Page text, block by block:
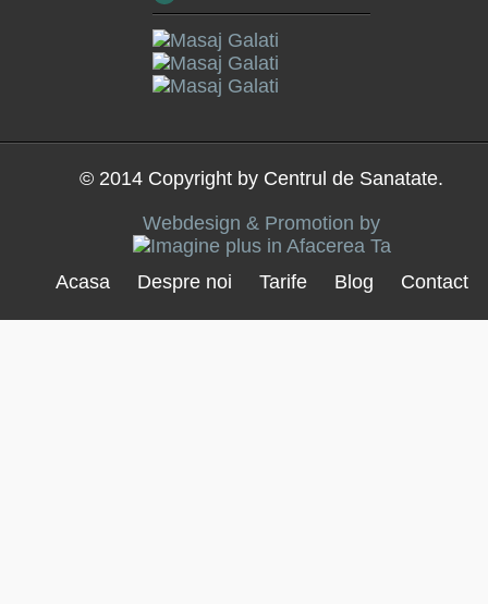
© 2014 Copyright by Centrul de Sanatate.
Webdesign & Promotion by
Acasa Despre noi Tarife Blog Contact